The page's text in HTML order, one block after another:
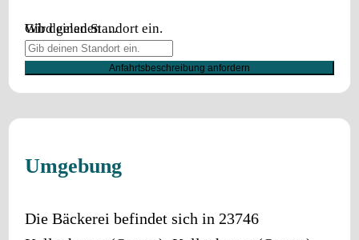
Wird geladen …
Gib deinen Standort ein.
Anfahrtsbeschreibung anfordern
Umgebung
Die Bäckerei befindet sich in 23746